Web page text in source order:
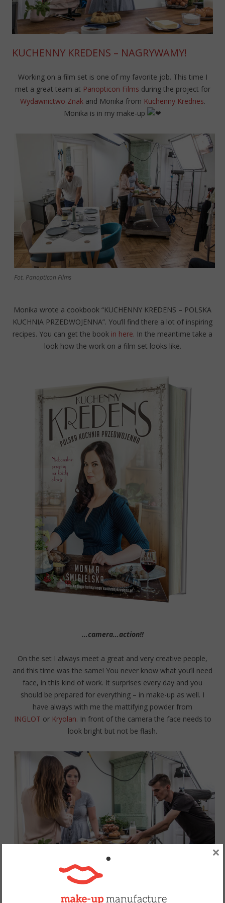
KUCHENNY KREDENS – NAGRYWAMY!
Working on a film set is one of my favorite job. This time I
met a great team at Panopticon Films during the project for
Wydawnictwo Znakand Monika from Kuchenny Krednes.
Monika is in my make-up
Fot. Panopticon Films
Monika wrote a cookbook “KUCHENNY KREDENS – POLSKA
KUCHNIA PRZEDWOJENNA”. You’ll find there a lot of inspiring
recipes. You can get the book in here. In the meantime take a
look how the work on a film set looks like.
…camera…action!!
On the set I always meet a great and very creative people,
and this time was the same! You never know what you’ll need
face, in this kind of work. It surprises every day and you
should be prepared for everything – in make-up as well. I
have always with me the mattifying powder from
INGLOT or Kryolan. In front of the camera the face needs to
look bright but not be flash.
Fot. Panopticon Films
×